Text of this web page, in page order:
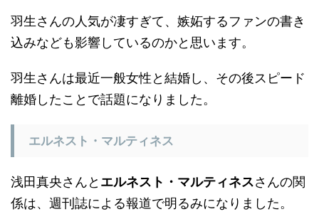
羽生さんの人気が凄すぎて、嫉妬するファンの書き
込みなども影響しているのかと思います。
羽生さんは最近一般女性と結婚し、その後スピード
離婚したことで話題になりました。
エルネスト・マルティネス
浅田真央さんと エルネスト・マルティネスさんの関
係は、週刊誌による報道で明るみになりました。